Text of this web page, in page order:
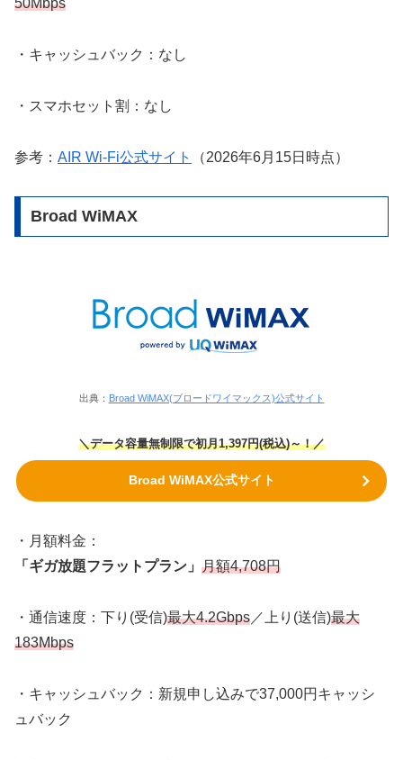
50Mbps
・キャッシュバック：なし
・スマホセット割：なし
参考： AIR Wi-Fi公式サイト （2026年6月15日時点）
Broad WiMAX
出典： Broad WiMAX(ブロードワイマックス)公式サイト
＼データ容量無制限で初月1,397円(税込)～！／
Broad WiMAX公式サイト
・月額料金：
「ギガ放題フラットプラン」 月額4,708円
・通信速度：下り(受信)最大4.2Gbps ／上り(送信)最大
183Mbps
・キャッシュバック：新規申し込みで37,000円キャッシ
ュバック